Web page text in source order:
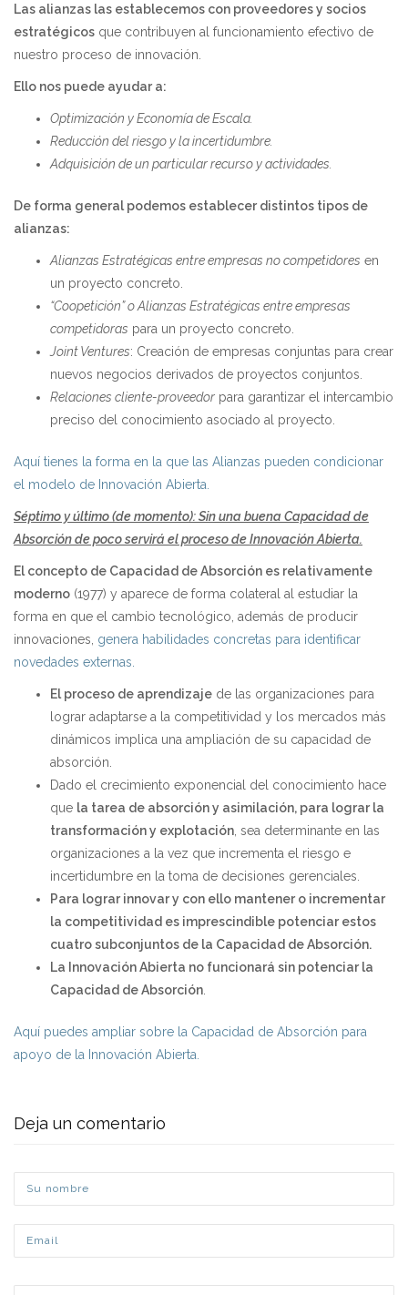
Las alianzas las establecemos con proveedores y socios
estratégicos que contribuyen al funcionamiento efectivo de
nuestro proceso de innovación.
Ello nos puede ayudar a:
Optimización y Economía de Escala.
Reducción del riesgo y la incertidumbre.
Adquisición de un particular recurso y actividades.
De forma general podemos establecer distintos tipos de
alianzas:
Alianzas Estratégicas entre empresas no competidores en
un proyecto concreto.
“Coopetición” o Alianzas Estratégicas entre empresas
competidoras para un proyecto concreto.
Joint Ventures: Creación de empresas conjuntas para crear
nuevos negocios derivados de proyectos conjuntos.
Relaciones cliente-proveedor para garantizar el intercambio
preciso del conocimiento asociado al proyecto.
Aquí tienes la forma en la que las Alianzas pueden condicionar
el modelo de Innovación Abierta.
Séptimo y último (de momento): Sin una buena Capacidad de
Absorción de poco servirá el proceso de Innovación Abierta.
El concepto de Capacidad de Absorción es relativamente
moderno (1977) y aparece de forma colateral al estudiar la
forma en que el cambio tecnológico, además de producir
innovaciones, genera habilidades concretas para identificar
novedades externas.
El proceso de aprendizaje de las organizaciones para
lograr adaptarse a la competitividad y los mercados más
dinámicos implica una ampliación de su capacidad de
absorción.
Dado el crecimiento exponencial del conocimiento hace
que la tarea de absorción y asimilación, para lograr la
transformación y explotación , sea determinante en las
organizaciones a la vez que incrementa el riesgo e
incertidumbre en la toma de decisiones gerenciales.
Para lograr innovar y con ello mantener o incrementar
la competitividad es imprescindible potenciar estos
cuatro subconjuntos de la Capacidad de Absorción.
La Innovación Abierta no funcionará sin potenciar la
Capacidad de Absorción
Aquí puedes ampliar sobre la Capacidad de Absorción para
apoyo de la Innovación Abierta.
Deja un comentario